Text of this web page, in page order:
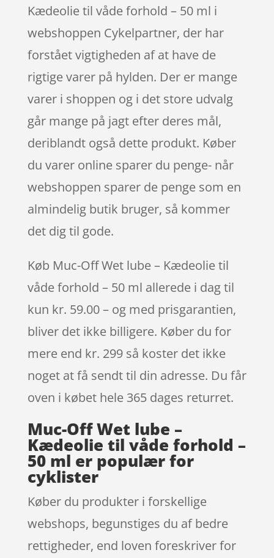
Kædeolie til våde forhold – 50 ml i
webshoppen Cykelpartner, der har
forstået vigtigheden af at have de
rigtige varer på hylden. Der er mange
varer i shoppen og i det store udvalg
går mange på jagt efter deres mål,
deriblandt også dette produkt. Køber
du varer online sparer du penge- når
webshoppen sparer de penge som en
almindelig butik bruger, så kommer
det dig til gode.
Køb Muc-Off Wet lube – Kædeolie til
våde forhold – 50 ml allerede i dag til
kun kr. 59.00 – og med prisgarantien,
bliver det ikke billigere. Køber du for
mere end kr. 299 så koster det ikke
noget at få sendt til din adresse. Du får
oven i købet hele 365 dages returret.
Muc-Off Wet lube –
Kædeolie til våde forhold –
50 ml er populær for
cyklister
Køber du produkter i forskellige
webshops, begunstiges du af bedre
rettigheder, end loven foreskriver for